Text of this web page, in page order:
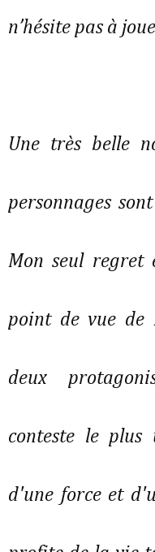
n’hésite pas à
Une très belle
personnages
Mon seul regret
point de vue de
deux
conteste le
d'une force et